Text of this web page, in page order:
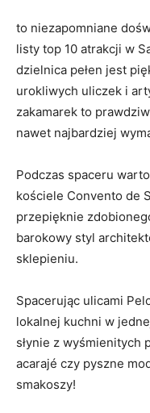
to niezapomniane
listy top 10⁤ atrakcji w
dzielnica pełen jest
urokliwych uliczek i
zakamarek to
nawet najbardziej
Podczas spaceru
kościele ⁤Convento ⁣de
przepięknie
barokowy​ styl
sklepieniu.
Spacerując ulicami
lokalnej kuchni w
słynie ‍z wyśmienitych
acarajé czy pyszne
smakoszy!